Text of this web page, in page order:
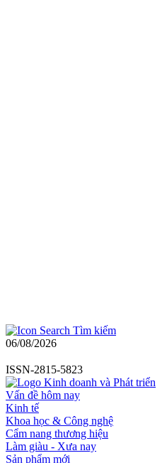
Tìm kiếm
06/08/2026
ISSN-2815-5823
Vấn đề hôm nay
Kinh tế
Khoa học & Công nghệ
Cẩm nang thương hiệu
Làm giàu - Xưa nay
Sản phẩm mới